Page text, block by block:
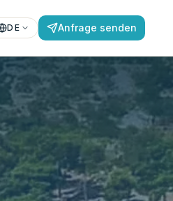
DE Anfrage senden